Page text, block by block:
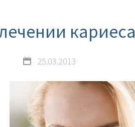
25.03.2013